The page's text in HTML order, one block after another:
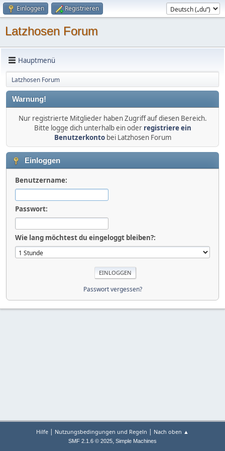
Einloggen Registrieren
Latzhosen Forum
Hauptmenü
Latzhosen Forum
Warnung!
Nur registrierte Mitglieder haben Zugriff auf diesen Bereich.
Bitte logge dich unterhalb ein oder registriere ein
Benutzerkontobei Latzhosen Forum
Einloggen
Benutzername:
Passwort:
Wie lang möchtest du eingeloggt bleiben?:
Passwort vergessen?
Hilfe | Nutzungsbedingungen und Regeln | Nach oben ▲
SMF 2.1.6 © 2025, Simple Machines